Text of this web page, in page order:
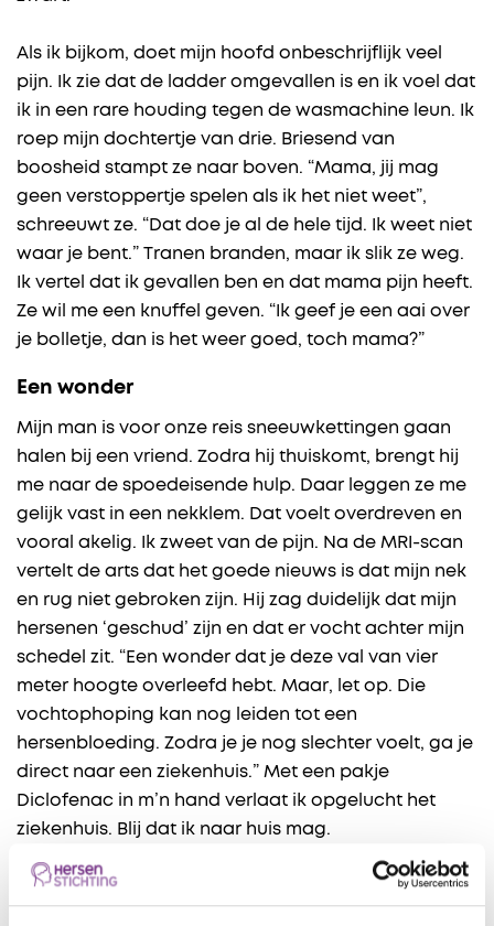
Als ik bijkom, doet mijn hoofd onbeschrijflijk veel
pijn. Ik zie dat de ladder omgevallen is en ik voel dat
ik in een rare houding tegen de wasmachine leun. Ik
roep mijn dochtertje van drie. Briesend van
boosheid stampt ze naar boven. “Mama, jij mag
geen verstoppertje spelen als ik het niet weet”,
schreeuwt ze. “Dat doe je al de hele tijd. Ik weet niet
waar je bent.” Tranen branden, maar ik slik ze weg.
Ik vertel dat ik gevallen ben en dat mama pijn heeft.
Ze wil me een knuffel geven. “Ik geef je een aai over
je bolletje, dan is het weer goed, toch mama?”
Een wonder
Mijn man is voor onze reis sneeuwkettingen gaan
halen bij een vriend. Zodra hij thuiskomt, brengt hij
me naar de spoedeisende hulp. Daar leggen ze me
gelijk vast in een nekklem. Dat voelt overdreven en
vooral akelig. Ik zweet van de pijn. Na de MRI-scan
vertelt de arts dat het goede nieuws is dat mijn nek
en rug niet gebroken zijn. Hij zag duidelijk dat mijn
hersenen ‘geschud’ zijn en dat er vocht achter mijn
schedel zit. “Een wonder dat je deze val van vier
meter hoogte overleefd hebt. Maar, let op. Die
vochtophoping kan nog leiden tot een
hersenbloeding. Zodra je je nog slechter voelt, ga je
direct naar een ziekenhuis.” Met een pakje
Diclofenac in m’n hand verlaat ik opgelucht het
ziekenhuis. Blij dat ik naar huis mag.
22 oktober 2020: leesbril nodig?